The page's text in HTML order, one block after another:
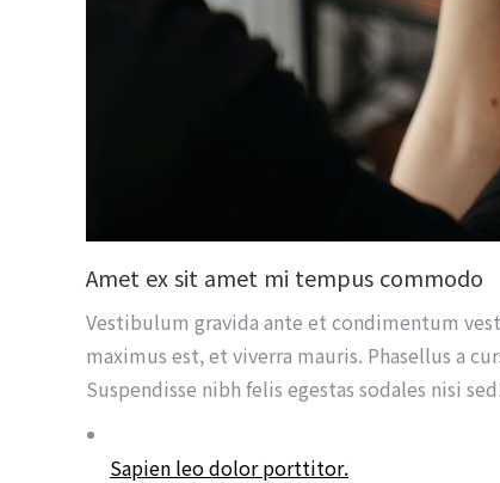
Amet ex sit amet mi tempus commodo
Vestibulum gravida ante et condimentum
maximus est, et viverra mauris. Phasellus a
Suspendisse nibh felis egestas sodales nisi
Sapien leo dolor porttitor.